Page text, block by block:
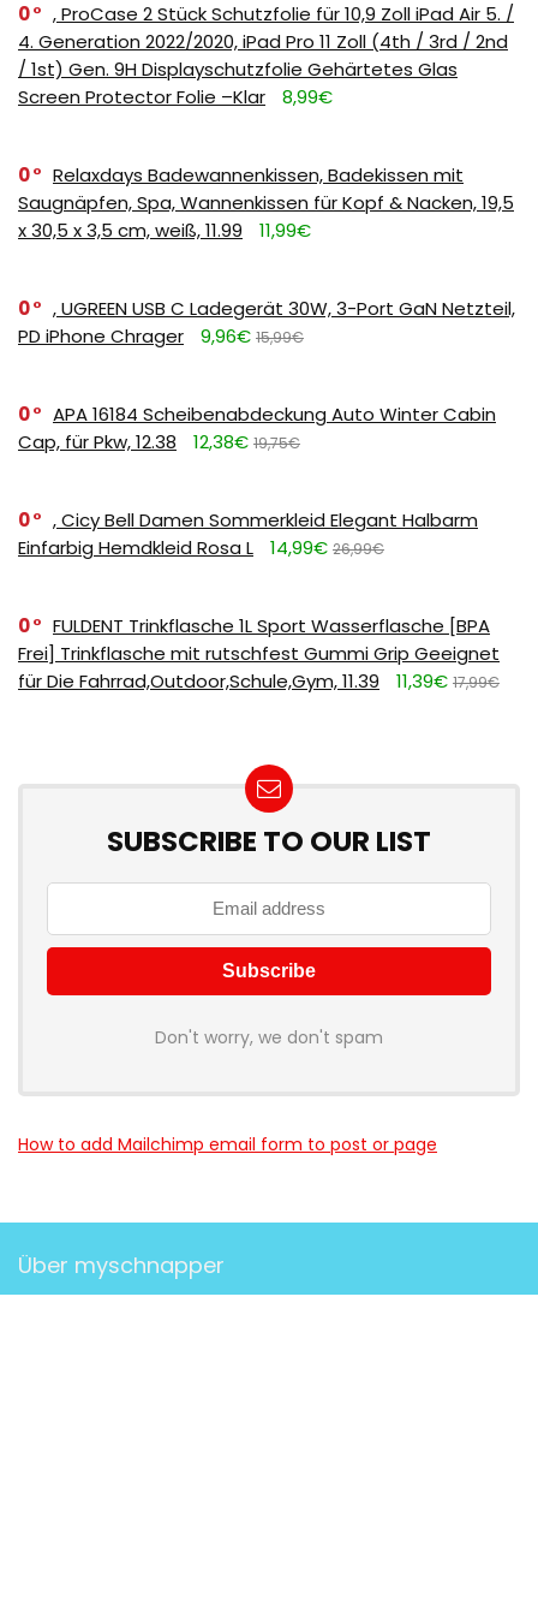
0
, ProCase 2 Stück Schutzfolie für 10,9 Zoll iPad Air 5. /
4. Generation 2022/2020, iPad Pro 11 Zoll (4th / 3rd / 2nd
/ 1st) Gen. 9H Displayschutzfolie Gehärtetes Glas
Screen Protector Folie –Klar
8,99€
0
Relaxdays Badewannenkissen, Badekissen mit
Saugnäpfen, Spa, Wannenkissen für Kopf & Nacken, 19,5
x 30,5 x 3,5 cm, weiß, 11.99
11,99€
0
, UGREEN USB C Ladegerät 30W, 3-Port GaN Netzteil,
PD iPhone Chrager
9,96€ 15,99€
0
APA 16184 Scheibenabdeckung Auto Winter Cabin
Cap, für Pkw, 12.38
12,38€ 19,75€
0
, Cicy Bell Damen Sommerkleid Elegant Halbarm
Einfarbig Hemdkleid Rosa L
14,99€ 26,99€
0
FULDENT Trinkflasche 1L Sport Wasserflasche [BPA
Frei] Trinkflasche mit rutschfest Gummi Grip Geeignet
für Die Fahrrad,Outdoor,Schule,Gym, 11.39
11,39€ 17,99€
SUBSCRIBE TO OUR LIST
Don't worry, we don't spam
How to add Mailchimp email form to post or page
Über myschnapper